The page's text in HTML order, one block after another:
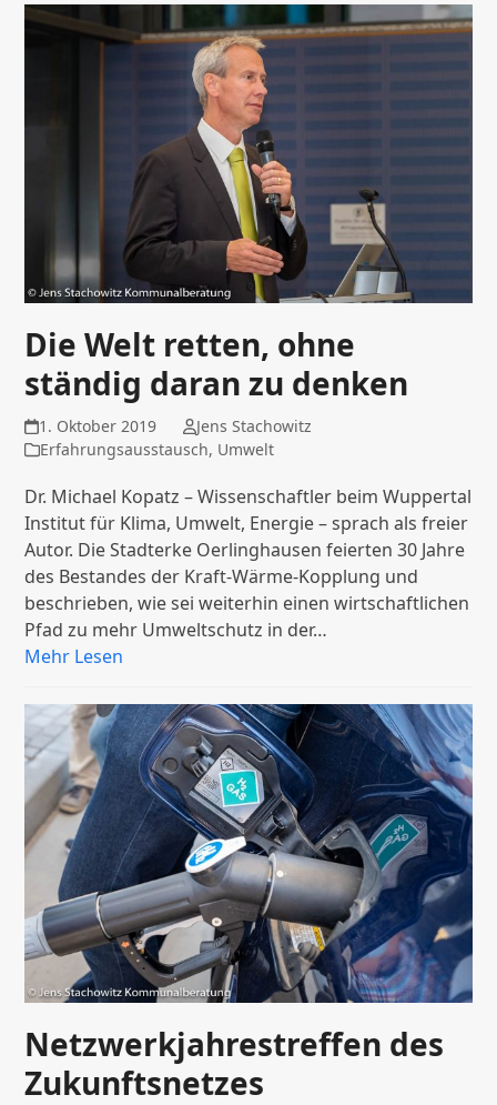
Die Welt retten, ohne
ständig daran zu denken
1. Oktober 2019
Jens Stachowitz
Erfahrungsausstausch, Umwelt
Dr. Michael Kopatz – Wissenschaftler beim Wuppertal
Institut für Klima, Umwelt, Energie – sprach als freier
Autor. Die Stadterke Oerlinghausen feierten 30 Jahre
des Bestandes der Kraft-Wärme-Kopplung und
beschrieben, wie sei weiterhin einen wirtschaftlichen
Pfad zu mehr Umweltschutz in der…
Mehr Lesen
Netzwerkjahrestreffen des
Zukunftsnetzes